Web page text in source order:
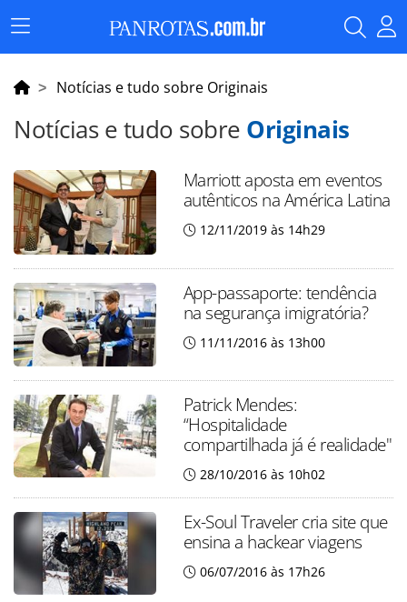
Menu
Principal
Notícias e tudo sobre Originais
Notícias e tudo sobre Originais
Marriott aposta em eventos
autênticos na América Latina
12/11/2019 às 14h29
App-passaporte: tendência
na segurança imigratória?
11/11/2016 às 13h00
Patrick Mendes:
“Hospitalidade
compartilhada já é realidade"
28/10/2016 às 10h02
Ex-Soul Traveler cria site que
ensina a hackear viagens
06/07/2016 às 17h26